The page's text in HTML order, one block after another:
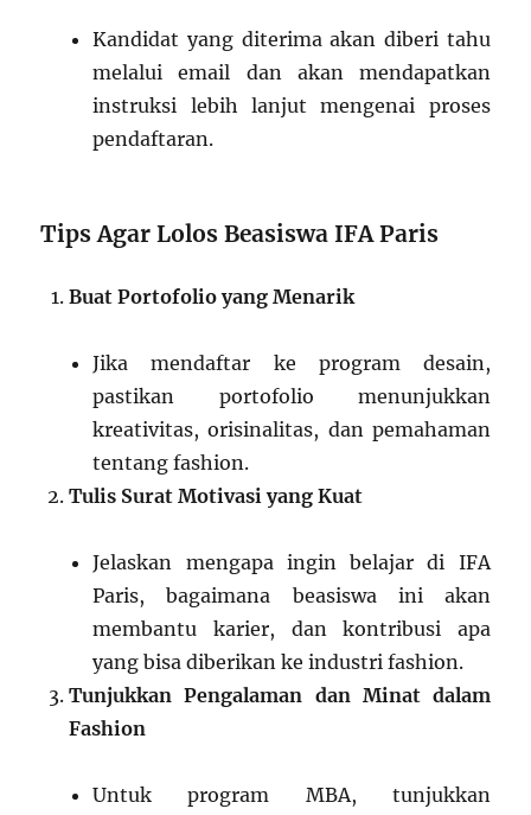
Kandidat yang diterima akan diberi tahu
melalui email dan akan mendapatkan
instruksi lebih lanjut mengenai proses
pendaftaran.
Tips Agar Lolos Beasiswa IFA Paris
Buat Portofolio yang Menarik
Jika mendaftar ke program desain,
pastikan portofolio menunjukkan
kreativitas, orisinalitas, dan pemahaman
tentang fashion.
Tulis Surat Motivasi yang Kuat
Jelaskan mengapa ingin belajar di IFA
Paris, bagaimana beasiswa ini akan
membantu karier, dan kontribusi apa
yang bisa diberikan ke industri fashion.
Tunjukkan Pengalaman dan Minat dalam
Fashion
Untuk program MBA, tunjukkan